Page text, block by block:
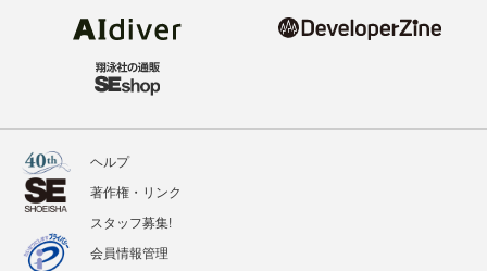
ヘルプ
著作権・リンク
スタッフ募集!
会員情報管理